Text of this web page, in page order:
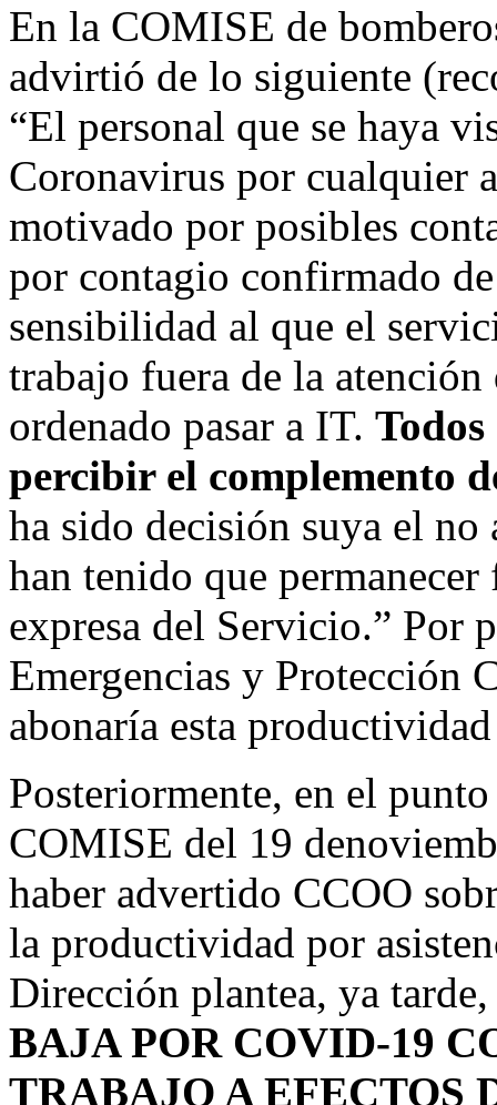
En la COMISE de
advirtió de lo siguiente
“El personal que se haya
Coronavirus por cualquier
motivado por posibles
por contagio confirmado
sensibilidad al que el
trabajo fuera de la
ordenado pasar a IT.
percibir el complemento
ha sido decisión suya el
han tenido que
expresa del Servicio.” Por
Emergencias y Protección
abonaría esta
Posteriormente, en el
COMISE del 19
haber advertido CCOO
la productividad por
Dirección plantea, ya
BAJA POR COVID-19
TRABAJO A EFECTOS